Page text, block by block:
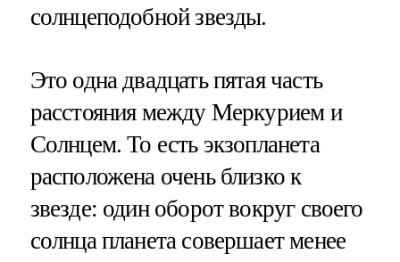
солнцеподобной звезды.
Это одна двадцать пятая часть
расстояния между Меркурием и
Солнцем. То есть экзопланета
расположена очень близко к
звезде: один оборот вокруг своего
солнца планета совершает менее